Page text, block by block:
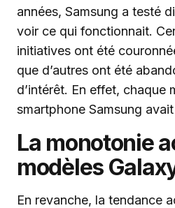
années, Samsung a testé
voir ce qui fonctionnait.
initiatives ont été
que d’autres ont été
d’intérêt. En effet, chaque
smartphone Samsung
La monotonie
modèles
En revanche, la tendance